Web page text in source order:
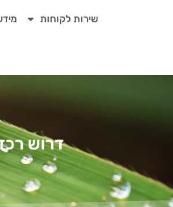
שירות לקוחות
דרוש